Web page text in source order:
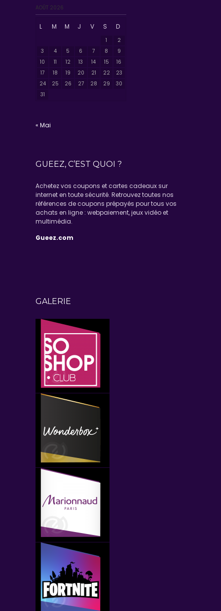
AOÛT 2026
L M M J V S D
1
2
3
4 5 6 7 8
9
10
11 12 13 14 15
16
17
18 19 20 21 22
23
24
25 26 27 28 29
30
31
« Mai
GUEEZ, C’EST QUOI ?
Achetez vos coupons et cartes cadeaux sur
internet en toute sécurité. Retrouvez toutes nos
références de coupons prépayés pour tous vos
achats en ligne : webpaiement, jeux vidéo et
multimédia.
Gueez.com
GALERIE